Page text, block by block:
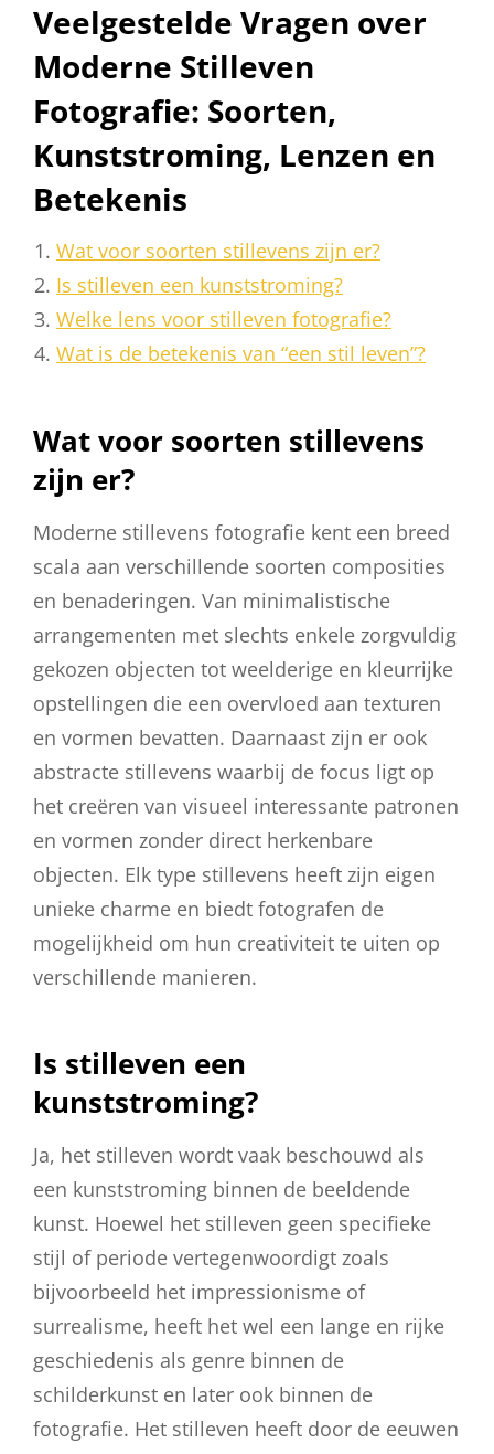
Veelgestelde Vragen over
Moderne Stilleven
Fotografie: Soorten,
Kunststroming, Lenzen en
Betekenis
Wat voor soorten stillevens zijn er?
Is stilleven een kunststroming?
Welke lens voor stilleven fotografie?
Wat is de betekenis van “een stil leven”?
Wat voor soorten stillevens
zijn er?
Moderne stillevens fotografie kent een breed
scala aan verschillende soorten composities
en benaderingen. Van minimalistische
arrangementen met slechts enkele zorgvuldig
gekozen objecten tot weelderige en kleurrijke
opstellingen die een overvloed aan texturen
en vormen bevatten. Daarnaast zijn er ook
abstracte stillevens waarbij de focus ligt op
het creëren van visueel interessante patronen
en vormen zonder direct herkenbare
objecten. Elk type stillevens heeft zijn eigen
unieke charme en biedt fotografen de
mogelijkheid om hun creativiteit te uiten op
verschillende manieren.
Is stilleven een
kunststroming?
Ja, het stilleven wordt vaak beschouwd als
een kunststroming binnen de beeldende
kunst. Hoewel het stilleven geen specifieke
stijl of periode vertegenwoordigt zoals
bijvoorbeeld het impressionisme of
surrealisme, heeft het wel een lange en rijke
geschiedenis als genre binnen de
schilderkunst en later ook binnen de
fotografie. Het stilleven heeft door de eeuwen